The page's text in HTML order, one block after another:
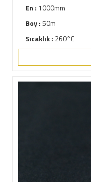
En : 1000mm
Boy :50m
Sıcaklık : 260°C